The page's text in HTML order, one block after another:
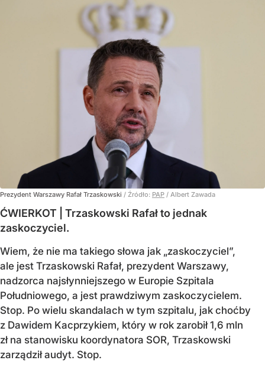
Prezydent Warszawy Rafał Trzaskowski / Źródło: PAP / Albert Zawada
ĆWIERKOT | Trzaskowski Rafał to jednak
zaskoczyciel.
Wiem, że nie ma takiego słowa jak „zaskoczyciel”,
ale jest Trzaskowski Rafał, prezydent Warszawy,
nadzorca najsłynniejszego w Europie Szpitala
Południowego, a jest prawdziwym zaskoczycielem.
Stop. Po wielu skandalach w tym szpitalu, jak choćby
z Dawidem Kacprzykiem, który w rok zarobił 1,6 mln
zł na stanowisku koordynatora SOR, Trzaskowski
zarządził audyt. Stop.